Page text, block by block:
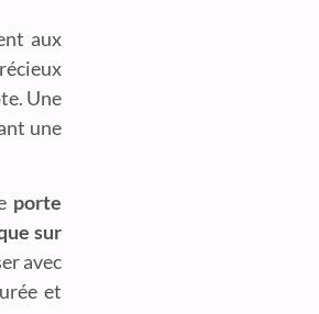
aux
Une
une
porte
sur
avec
et